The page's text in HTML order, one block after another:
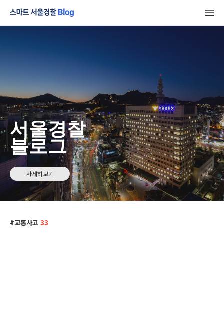
서울경찰
블로그
자세히보기
교통사고 33